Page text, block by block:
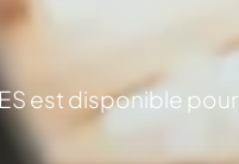
est disponible pour